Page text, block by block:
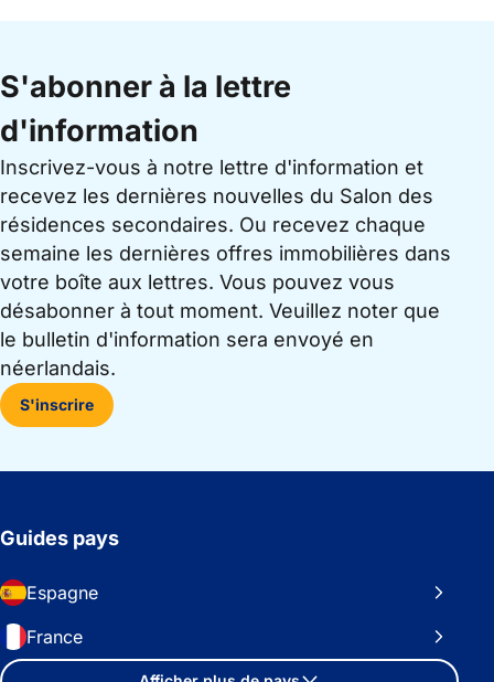
S'abonner à la lettre
d'information
Inscrivez-vous à notre lettre d'information et
recevez les dernières nouvelles du Salon des
résidences secondaires. Ou recevez chaque
semaine les dernières offres immobilières dans
votre boîte aux lettres. Vous pouvez vous
désabonner à tout moment. Veuillez noter que
le bulletin d'information sera envoyé en
néerlandais.
S'inscrire
Guides pays
Espagne
France